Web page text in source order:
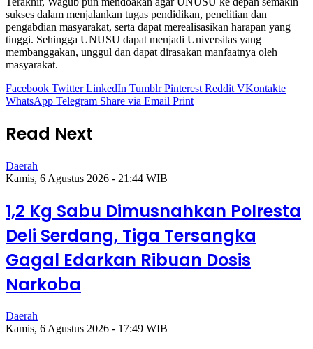
sukses dalam menjalankan tugas pendidikan, penelitian dan
pengabdian masyarakat, serta dapat merealisasikan harapan yang
tinggi. Sehingga UNUSU dapat menjadi Universitas yang
membanggakan, unggul dan dapat dirasakan manfaatnya oleh
masyarakat.
Facebook Twitter LinkedIn Tumblr Pinterest Reddit VKontakte
WhatsApp Telegram Share via Email Print
Read Next
Daerah
Kamis, 6 Agustus 2026 - 21:44 WIB
1,2 Kg Sabu Dimusnahkan Polresta
Deli Serdang, Tiga Tersangka
Gagal Edarkan Ribuan Dosis
Narkoba
Daerah
Kamis, 6 Agustus 2026 - 17:49 WIB